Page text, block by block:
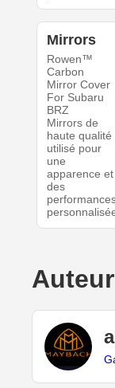
Mirrors
Rowen™
Carbon
Mirror Cover
For Subaru
BRZ
Mirrors de
haute qualité
utilisé pour
une
apparence et
des